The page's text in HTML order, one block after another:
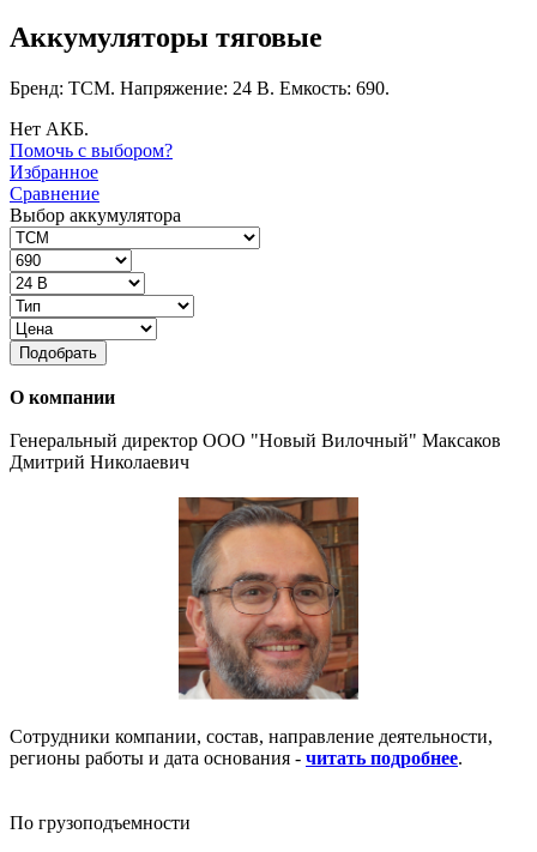
Аккумуляторы тяговые
Бренд: TCM. Напряжение: 24 В. Емкость: 690.
Нет АКБ.
Помочь с выбором?
Избранное
Сравнение
Выбор аккумулятора
Подобрать
О компании
Генеральный директор ООО "Новый Вилочный" Максаков
Дмитрий Николаевич
Сотрудники компании, состав, направление деятельности,
регионы работы и дата основания - читать подробнее.
По грузоподъемности